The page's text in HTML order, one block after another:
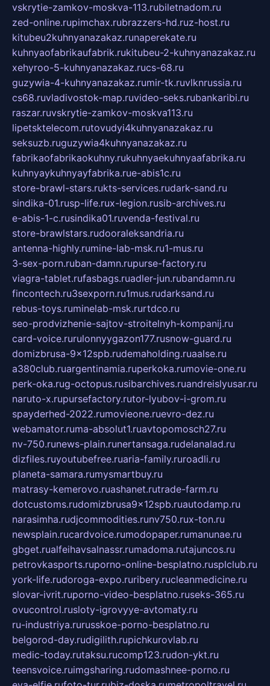
vskrytie-zamkov-moskva-113.rubiletnadom.ru
zed-online.rupimchax.rubrazzers-hd.ruz-host.ru
kitubeu2kuhnyanazakaz.runaperekate.ru
kuhnyaofabrikaufabrik.rukitubeu-2-kuhnyanazakaz.ru
xehyroo-5-kuhnyanazakaz.rucs-68.ru
guzywia-4-kuhnyanazakaz.rumir-tk.ruvlknrussia.ru
cs68.ruvladivostok-map.ruvideo-seks.rubankaribi.ru
raszar.ruvskrytie-zamkov-moskva113.ru
lipetsktelecom.rutovudyi4kuhnyanazakaz.ru
seksuzb.ruguzywia4kuhnyanazakaz.ru
fabrikaofabrikaokuhny.rukuhnyaekuhnyaafabrika.ru
kuhnyaykuhnyayfabrika.rue-abis1c.ru
store-brawl-stars.rukts-services.rudark-sand.ru
sindika-01.rusp-life.rux-legion.rusib-archives.ru
e-abis-1-c.rusindika01.ruvenda-festival.ru
store-brawlstars.rudooraleksandria.ru
antenna-highly.rumine-lab-msk.ru1-mus.ru
3-sex-porn.ruban-damn.rupurse-factory.ru
viagra-tablet.rufasbags.ruadler-jun.rubandamn.ru
fincontech.ru3sexporn.ru1mus.rudarksand.ru
rebus-toys.ruminelab-msk.rurtdco.ru
seo-prodvizhenie-sajtov-stroitelnyh-kompanij.ru
card-voice.rurulonnyygazon177.rusnow-guard.ru
domizbrusa-9x12spb.rudemaholding.ruaalse.ru
a380club.ruargentinamia.ruperkoka.rumovie-one.ru
perk-oka.rug-octopus.rusibarchives.ruandreislyusar.ru
naruto-x.rupursefactory.rutor-lyubov-i-grom.ru
spayderhed-2022.rumovieone.ruevro-dez.ru
webamator.ruma-absolut1.ruavtopomosch27.ru
nv-750.runews-plain.runertansaga.rudelanalad.ru
dizfiles.ruyoutubefree.ruaria-family.ruroadli.ru
planeta-samara.rumysmartbuy.ru
matrasy-kemerovo.ruashanet.rutrade-farm.ru
dotcustoms.rudomizbrusa9x12spb.ruautodamp.ru
narasimha.rudjcommodities.runv750.rux-ton.ru
newsplain.rucardvoice.rumodopaper.rumanunae.ru
gbget.rualfeihavsalnassr.rumadoma.rutajuncos.ru
petrovkasports.ruporno-online-besplatno.rusplclub.ru
york-life.rudoroga-expo.ruribery.rucleanmedicine.ru
slovar-ivrit.ruporno-video-besplatno.ruseks-365.ru
ovucontrol.rusloty-igrovyye-avtomaty.ru
ru-industriya.rurusskoe-porno-besplatno.ru
belgorod-day.rudigilith.rupichkurovlab.ru
medic-today.rutaksu.rucomp123.rudon-ykt.ru
teensvoice.ruimgsharing.rudomashnee-porno.ru